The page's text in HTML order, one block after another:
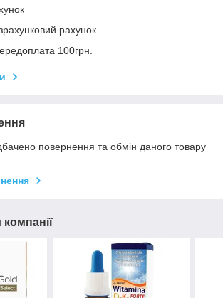
рахунок
100грн.
повернення та обмін даного товару
компанії